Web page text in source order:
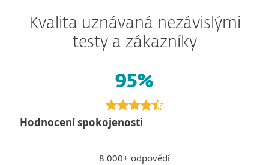
Kvalita uznávaná nezávislými
testy a zákazníky
95%
Hodnocení spokojenosti
8 000+ odpovědí